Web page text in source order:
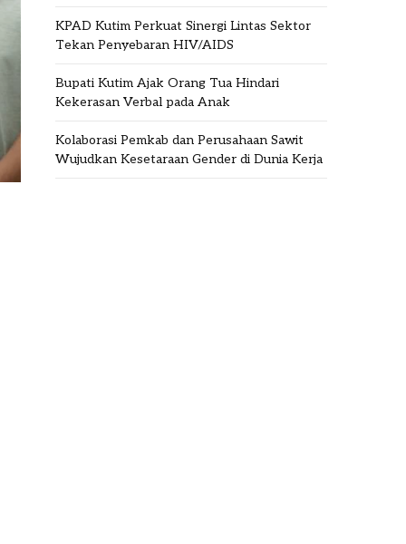
KPAD Kutim Perkuat Sinergi Lintas Sektor
Tekan Penyebaran HIV/AIDS
Bupati Kutim Ajak Orang Tua Hindari
Kekerasan Verbal pada Anak
Kolaborasi Pemkab dan Perusahaan Sawit
Wujudkan Kesetaraan Gender di Dunia Kerja